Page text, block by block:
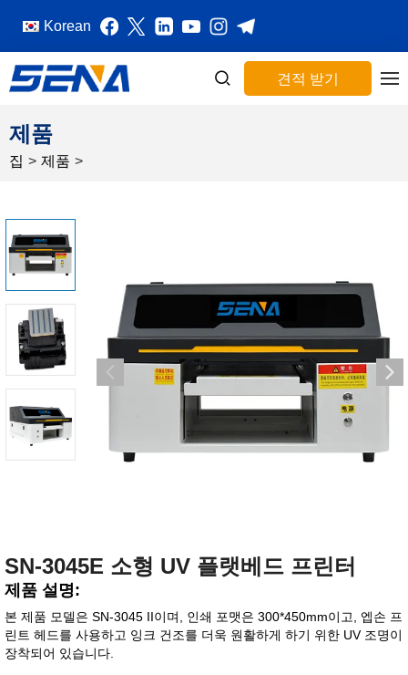
Korean
견적 받기
제품
집 > 제품 >
SN-3045E 소형 UV 플랫베드 프린터
제품 설명:
본 제품 모델은 SN-3045 II이며, 인쇄 포맷은 300*450mm이고, 엡손 프
린트 헤드를 사용하고 잉크 건조를 더욱 원활하게 하기 위한 UV 조명이
장착되어 있습니다.